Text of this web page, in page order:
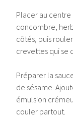
Placer au
concombre,
côtés, puis
crevettes qui se
Préparer la
de sésame.
émulsion
couler partout.